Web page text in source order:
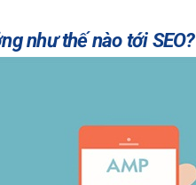
như thế nào tới SEO?